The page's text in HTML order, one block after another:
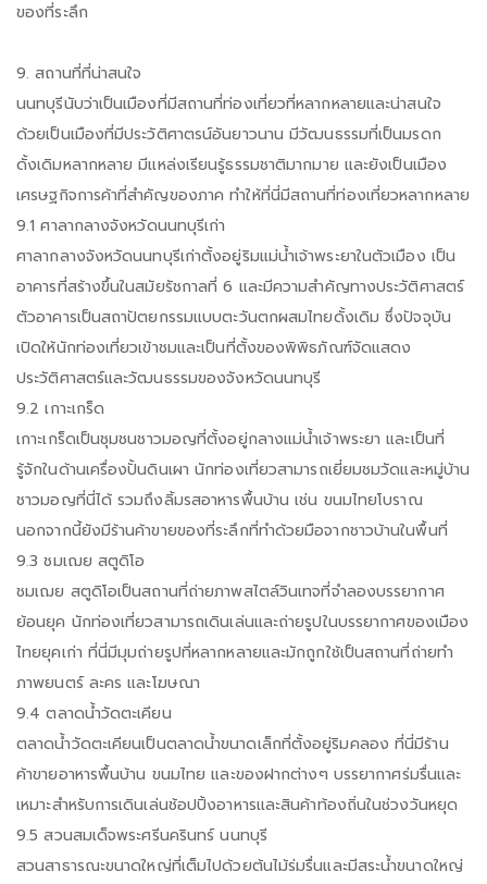
ของที่ระลึก
9. สถานที่ที่น่าสนใจ
นนทบุรีนับว่าเป็นเมืองที่มีสถานที่ท่องเที่ยวที่หลากหลายและน่าสนใจ
ด้วยเป็นเมืองที่มีประวัติศาตรน์อันยาวนาน มีวัฒนธรรมที่เป็นมรดก
ดั้งเดิมหลากหลาย มีแหล่งเรียนรู้ธรรมชาติมากมาย และยังเป็นเมือง
เศรษฐกิจการค้าที่สำคัญของภาค ทำให้ที่นี่มีสถานที่ท่องเที่ยวหลากหลาย
9.1 ศาลากลางจังหวัดนนทบุรีเก่า
ศาลากลางจังหวัดนนทบุรีเก่าตั้งอยู่ริมแม่น้ำเจ้าพระยาในตัวเมือง เป็น
อาคารที่สร้างขึ้นในสมัยรัชกาลที่ 6 และมีความสำคัญทางประวัติศาสตร์
ตัวอาคารเป็นสถาปัตยกรรมแบบตะวันตกผสมไทยดั้งเดิม ซึ่งปัจจุบัน
เปิดให้นักท่องเที่ยวเข้าชมและเป็นที่ตั้งของพิพิธภัณฑ์จัดแสดง
ประวัติศาสตร์และวัฒนธรรมของจังหวัดนนทบุรี
9.2 เกาะเกร็ด
เกาะเกร็ดเป็นชุมชนชาวมอญที่ตั้งอยู่กลางแม่น้ำเจ้าพระยา และเป็นที่
รู้จักในด้านเครื่องปั้นดินเผา นักท่องเที่ยวสามารถเยี่ยมชมวัดและหมู่บ้าน
ชาวมอญที่นี่ได้ รวมถึงลิ้มรสอาหารพื้นบ้าน เช่น ขนมไทยโบราณ
นอกจากนี้ยังมีร้านค้าขายของที่ระลึกที่ทำด้วยมือจากชาวบ้านในพื้นที่
9.3 ชมเฌย สตูดิโอ
ชมเฌย สตูดิโอเป็นสถานที่ถ่ายภาพสไตล์วินเทจที่จำลองบรรยากาศ
ย้อนยุค นักท่องเที่ยวสามารถเดินเล่นและถ่ายรูปในบรรยากาศของเมือง
ไทยยุคเก่า ที่นี่มีมุมถ่ายรูปที่หลากหลายและมักถูกใช้เป็นสถานที่ถ่ายทำ
ภาพยนตร์ ละคร และโฆษณา
9.4 ตลาดน้ำวัดตะเคียน
ตลาดน้ำวัดตะเคียนเป็นตลาดน้ำขนาดเล็กที่ตั้งอยู่ริมคลอง ที่นี่มีร้าน
ค้าขายอาหารพื้นบ้าน ขนมไทย และของฝากต่างๆ บรรยากาศร่มรื่นและ
เหมาะสำหรับการเดินเล่นช้อปปิ้งอาหารและสินค้าท้องถิ่นในช่วงวันหยุด
9.5 สวนสมเด็จพระศรีนครินทร์ นนทบุรี
สวนสาธารณะขนาดใหญ่ที่เต็มไปด้วยต้นไม้ร่มรื่นและมีสระน้ำขนาดใหญ่